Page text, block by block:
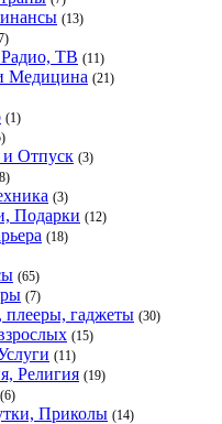
(13)
ТВ (11)
Медицина (21)
(1)
Отпуск (3)
(3)
Подарки (12)
(18)
(65)
(7)
плееры, гаджеты (30)
(15)
(11)
Религия (19)
(6)
Приколы (14)